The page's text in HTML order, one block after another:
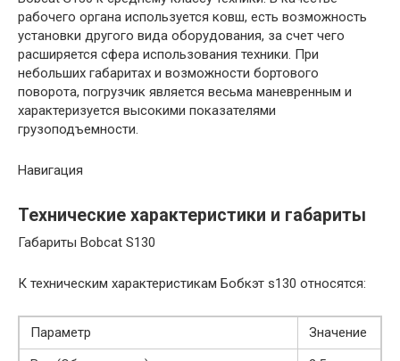
рабочего органа используется ковш, есть возможность
установки другого вида оборудования, за счет чего
расширяется сфера использования техники. При
небольших габаритах и возможности бортового
поворота, погрузчик является весьма маневренным и
характеризуется высокими показателями
грузоподъемности.
Навигация
Технические характеристики и габариты
Габариты Bobcat S130
К техническим характеристикам Бобкэт s130 относятся:
Параметр
Значение